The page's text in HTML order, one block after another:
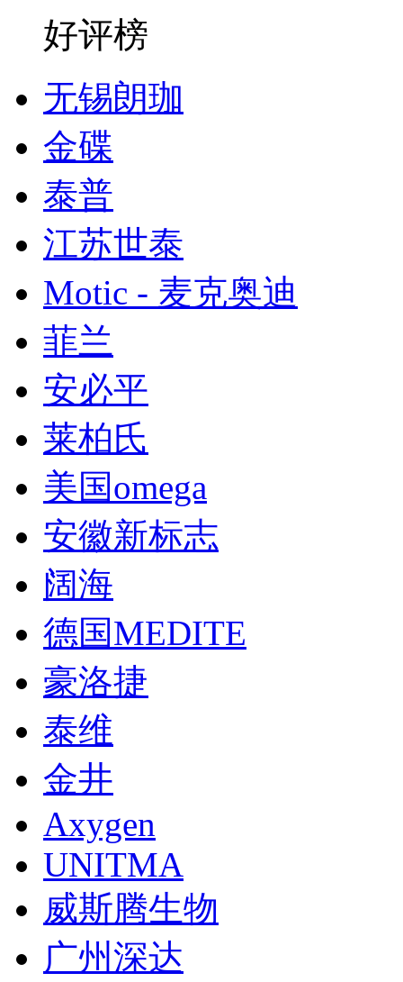
好评榜
无锡朗珈
金碟
泰普
江苏世泰
Motic - 麦克奥迪
菲兰
安必平
莱柏氏
美国omega
安徽新标志
阔海
德国MEDITE
豪洛捷
泰维
金井
Axygen
UNITMA
威斯腾生物
广州深达